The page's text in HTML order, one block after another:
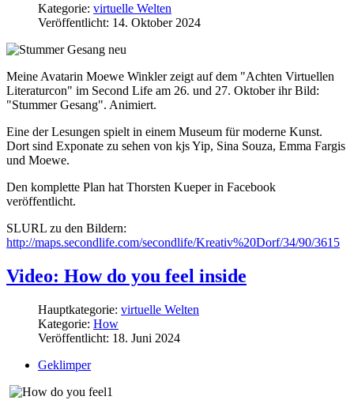
Kategorie: virtuelle Welten
Veröffentlicht: 14. Oktober 2024
Meine Avatarin Moewe Winkler zeigt auf dem "Achten Virtuellen
Literaturcon" im Second Life am 26. und 27. Oktober ihr Bild:
"Stummer Gesang". Animiert.
Eine der Lesungen spielt in einem Museum für moderne Kunst.
Dort sind Exponate zu sehen von kjs Yip, Sina Souza, Emma Fargis
und Moewe.
Den komplette Plan hat Thorsten Kueper in Facebook
veröffentlicht.
SLURL zu den Bildern:
http://maps.secondlife.com/secondlife/Kreativ%20Dorf/34/90/3615
Video: How do you feel inside
Hauptkategorie: virtuelle Welten
Kategorie: How
Veröffentlicht: 18. Juni 2024
Geklimper